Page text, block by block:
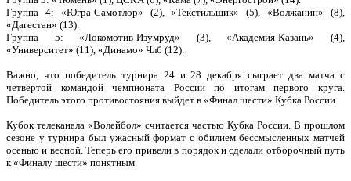
Группа 4: «Югра-Самотлор» (2), «Текстильщик» (5), «Волжанин» (8),
«Дагестан» (13).
Группа 5: «Локомотив-Изумруд» (3), «Академия-Казань» (4),
«Университет» (11), «Динамо» Члб (12).
Важно, что победитель турнира 24 и 28 декабря сыграет два матча с
четвёртой командой чемпионата России по итогам первого круга.
Победитель этого противостояния выйдет в «Финал шести» Кубка России.
Кубок телеканала «Волейбол» считается частью Кубка России. В прошлом
сезоне у турнира был ужасный формат с обилием бессмысленных матчей
осенью и весной. Теперь его привели в порядок и сделали отборочный путь
к «Финалу шести» понятным.